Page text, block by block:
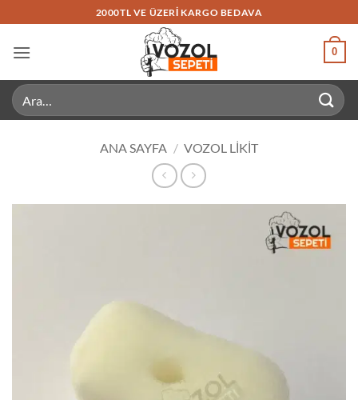
atla
2000TL VE ÜZERI KARGO BEDAVA
0
Ara:
ANA SAYFA / VOZOL LIKIT